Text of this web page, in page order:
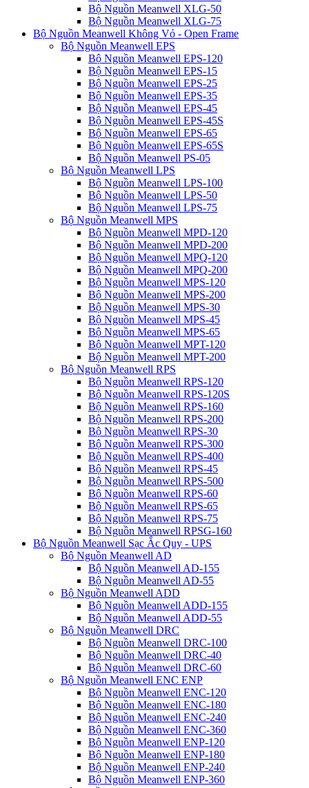
Bộ Nguồn Meanwell XLG-50
Bộ Nguồn Meanwell XLG-75
Bộ Nguồn Meanwell Không Vỏ - Open Frame
Bộ Nguồn Meanwell EPS
Bộ Nguồn Meanwell EPS-120
Bộ Nguồn Meanwell EPS-15
Bộ Nguồn Meanwell EPS-25
Bộ Nguồn Meanwell EPS-35
Bộ Nguồn Meanwell EPS-45
Bộ Nguồn Meanwell EPS-45S
Bộ Nguồn Meanwell EPS-65
Bộ Nguồn Meanwell EPS-65S
Bộ Nguồn Meanwell PS-05
Bộ Nguồn Meanwell LPS
Bộ Nguồn Meanwell LPS-100
Bộ Nguồn Meanwell LPS-50
Bộ Nguồn Meanwell LPS-75
Bộ Nguồn Meanwell MPS
Bộ Nguồn Meanwell MPD-120
Bộ Nguồn Meanwell MPD-200
Bộ Nguồn Meanwell MPQ-120
Bộ Nguồn Meanwell MPQ-200
Bộ Nguồn Meanwell MPS-120
Bộ Nguồn Meanwell MPS-200
Bộ Nguồn Meanwell MPS-30
Bộ Nguồn Meanwell MPS-45
Bộ Nguồn Meanwell MPS-65
Bộ Nguồn Meanwell MPT-120
Bộ Nguồn Meanwell MPT-200
Bộ Nguồn Meanwell RPS
Bộ Nguồn Meanwell RPS-120
Bộ Nguồn Meanwell RPS-120S
Bộ Nguồn Meanwell RPS-160
Bộ Nguồn Meanwell RPS-200
Bộ Nguồn Meanwell RPS-30
Bộ Nguồn Meanwell RPS-300
Bộ Nguồn Meanwell RPS-400
Bộ Nguồn Meanwell RPS-45
Bộ Nguồn Meanwell RPS-500
Bộ Nguồn Meanwell RPS-60
Bộ Nguồn Meanwell RPS-65
Bộ Nguồn Meanwell RPS-75
Bộ Nguồn Meanwell RPSG-160
Bộ Nguồn Meanwell Sạc Ắc Quy - UPS
Bộ Nguồn Meanwell AD
Bộ Nguồn Meanwell AD-155
Bộ Nguồn Meanwell AD-55
Bộ Nguồn Meanwell ADD
Bộ Nguồn Meanwell ADD-155
Bộ Nguồn Meanwell ADD-55
Bộ Nguồn Meanwell DRC
Bộ Nguồn Meanwell DRC-100
Bộ Nguồn Meanwell DRC-40
Bộ Nguồn Meanwell DRC-60
Bộ Nguồn Meanwell ENC ENP
Bộ Nguồn Meanwell ENC-120
Bộ Nguồn Meanwell ENC-180
Bộ Nguồn Meanwell ENC-240
Bộ Nguồn Meanwell ENC-360
Bộ Nguồn Meanwell ENP-120
Bộ Nguồn Meanwell ENP-180
Bộ Nguồn Meanwell ENP-240
Bộ Nguồn Meanwell ENP-360